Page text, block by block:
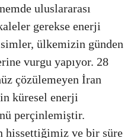
uluslararası
gerekse enerji
ülkemizin günden
vurgu yapıyor. 28
çözülemeyen İran
küresel enerji
perçinlemiştir.
hissettiğimiz ve bir süre